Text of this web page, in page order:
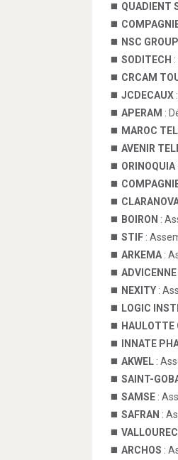
QUADIENT
NSC
SODITECH
CRCAM
JCDECAUX
APERAM :
MAROC
AVENIR
ORINOQUIA
BOIRON :
STIF :
ARKEMA :
ADVICENNE
NEXITY :
LOGIC
HAULOTTE
INNATE
AKWEL :
SAINT-
SAMSE :
SAFRAN :
VALLOUREC
ARCHOS :